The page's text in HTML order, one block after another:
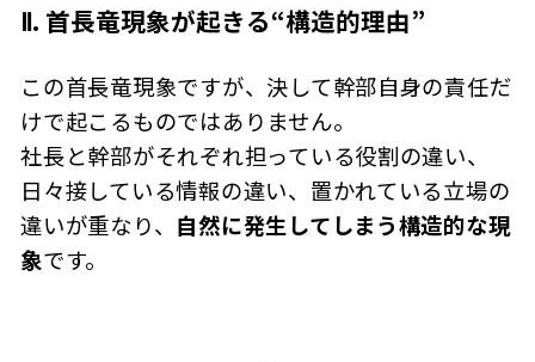
Ⅱ. 首長竜現象が起きる“構造的理由”
この首長竜現象ですが、決して幹部自身の責任だ
けで起こるものではありません。
社長と幹部がそれぞれ担っている役割の違い、
日々接している情報の違い、置かれている立場の
違いが重なり、 自然に発生してしまう構造的な現
象です。